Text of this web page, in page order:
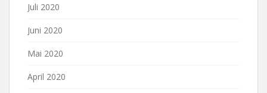
Juli 2020
Juni 2020
Mai 2020
April 2020